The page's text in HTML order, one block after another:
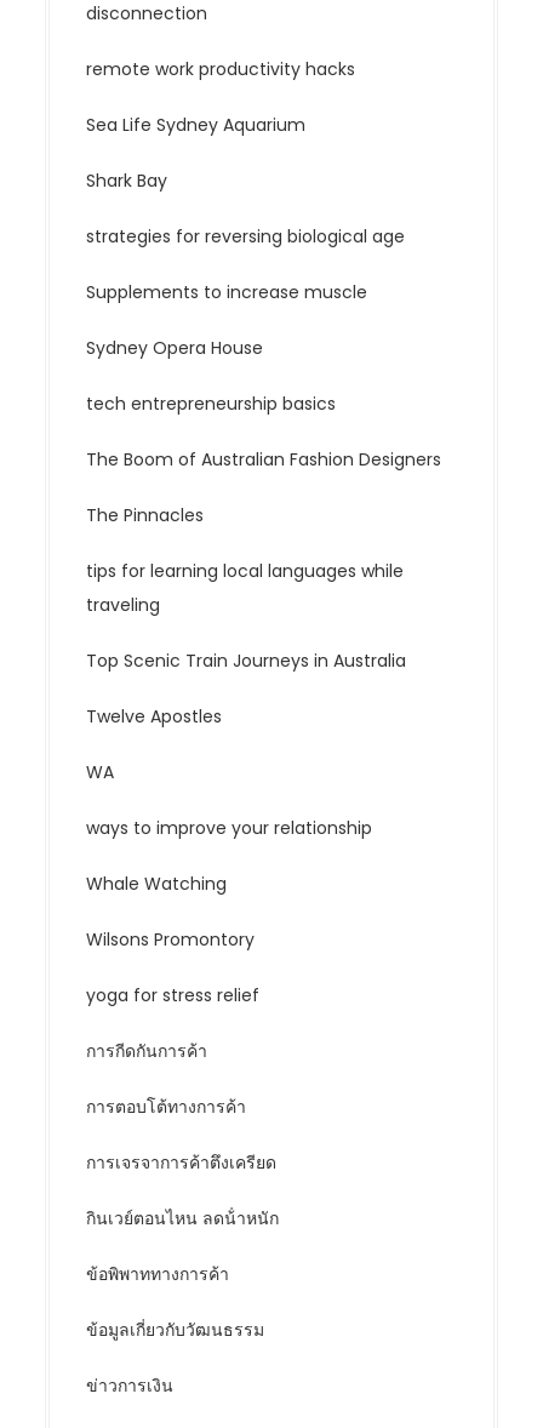
disconnection
remote work productivity hacks
Sea Life Sydney Aquarium
Shark Bay
strategies for reversing biological age
Supplements to increase muscle
Sydney Opera House
tech entrepreneurship basics
The Boom of Australian Fashion Designers
The Pinnacles
tips for learning local languages while
traveling
Top Scenic Train Journeys in Australia
Twelve Apostles
WA
ways to improve your relationship
Whale Watching
Wilsons Promontory
yoga for stress relief
การกีดกันการค้า
การตอบโต้ทางการค้า
การเจรจาการค้าตึงเครียด
กินเวย์ตอนไหน ลดน้ําหนัก
ข้อพิพาททางการค้า
ข้อมูลเกี่ยวกับวัฒนธรรม
ข่าวการเงิน